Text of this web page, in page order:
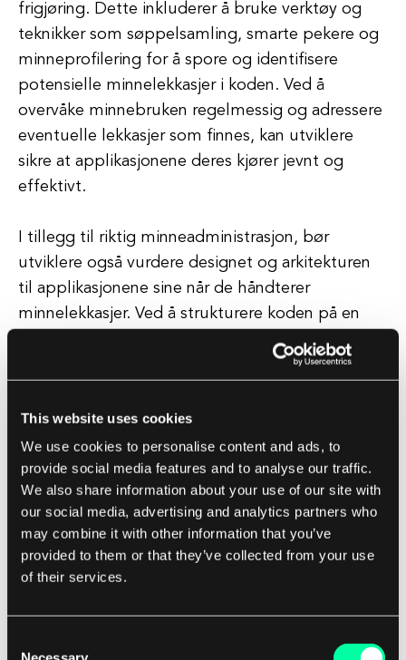
This website uses cookies
We use cookies to personalise content and ads, to
provide social media features and to analyse our traffic.
We also share information about your use of our site with
our social media, advertising and analytics partners who
may combine it with other information that you’ve
provided to them or that they’ve collected from your use
of their services.
frigjøring. Dette inkluderer å bruke verktøy og
teknikker som søppelsamling, smarte pekere og
minneprofilering for å spore og identifisere
potensielle minnelekkasjer i koden. Ved å
overvåke minnebruken regelmessig og adressere
eventuelle lekkasjer som finnes, kan utviklere
sikre at applikasjonene deres kjører jevnt og
effektivt.
I tillegg til riktig minneadministrasjon, bør
utviklere også vurdere designet og arkitekturen
til applikasjonene sine når de håndterer
minnelekkasjer. Ved å strukturere koden på en
minneallokering og -frigjøring, kan utviklere
oppstår.
For programvareutviklingsselskaper kan det å
tilby tjenester som inkluderer oppdagelse og
forebygging av minnelekkasjer være en verdifull
fordel for kundene. Ved å gjennomføre grundige
kodegjennomganger, implementere beste
støtte og vedlikehold, kan
programvareutviklingsselskaper hjelpe kunder